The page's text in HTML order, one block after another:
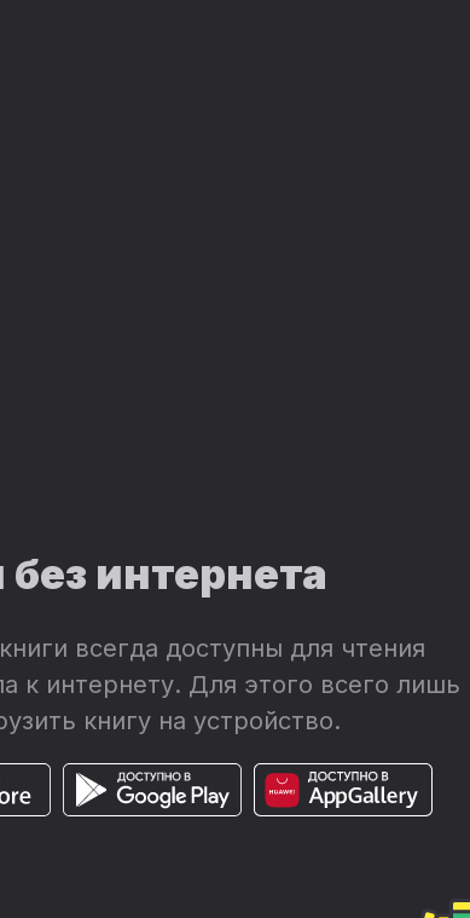
интернета
всегда доступны для чтения
к интернету. Для этого всего лишь
книгу на устройство.